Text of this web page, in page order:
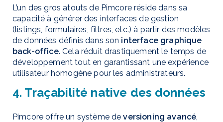
L’un des gros atouts de Pimcore réside dans sa
capacité à générer des interfaces de gestion
(listings, formulaires, filtres, etc.) à partir des modèles
de données définis dans son interface graphique
back-office. Cela réduit drastiquement le temps de
développement tout en garantissant une expérience
utilisateur homogène pour les administrateurs.
4. Traçabilité native des données
Pimcore offre un système deversioning avancé